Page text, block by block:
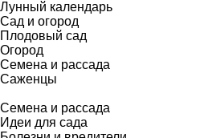
Лунный календарь
Сад и огород
Плодовый сад
Огород
Семена и рассада
Саженцы
Семена и рассада
Идеи для сада